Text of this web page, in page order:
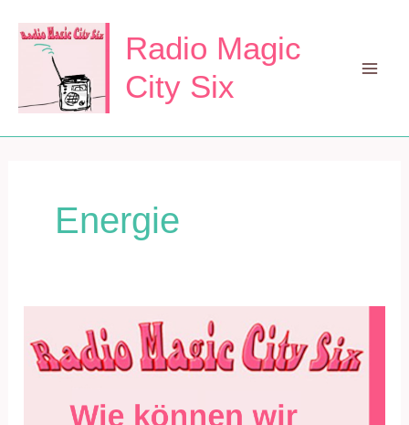
Inhalt
springen
Radio Magic
City Six
Energie